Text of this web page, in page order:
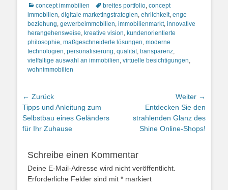
Kategorien
concept immobilien Schlagworte
breites portfolio, concept
immobilien, digitale marketingstrategien, ehrlichkeit, enge
beziehung, gewerbeimmobilien, immobilienmarkt, innovative
herangehensweise, kreative vision, kundenorientierte
philosophie, maßgeschneiderte lösungen, moderne
technologien, personalisierung, qualität, transparenz,
vielfältige auswahl an immobilien, virtuelle besichtigungen,
wohnimmobilien
Beitragsnavigation
← Zurück
Vorheriger
Beitrag:
Tipps und Anleitung zum
Selbstbau eines Geländers
für Ihr Zuhause
Weiter →
Beitrag:
Entdecken Sie den
strahlenden Glanz des
Shine Online-Shops!
Schreibe einen Kommentar
Deine E-Mail-Adresse wird nicht veröffentlicht.
Erforderliche Felder sind mit * markiert